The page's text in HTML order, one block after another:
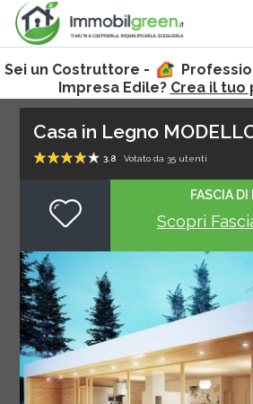
Sei un Costruttore -
Impresa Edile? Crea il tuo
Casa in Legno
3.8 Votato da 35 utenti
FASCIA
Scopri